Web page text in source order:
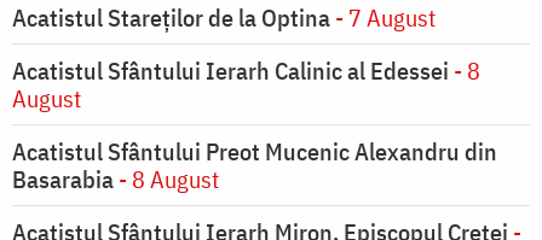
Acatistul Stareţilor de la Optina- 7 August
Acatistul Sfântului Ierarh Calinic al Edessei - 8
August
Acatistul Sfântului Preot Mucenic Alexandru din
Basarabia- 8 August
Acatistul Sfântului Ierarh Miron, Episcopul Cretei -